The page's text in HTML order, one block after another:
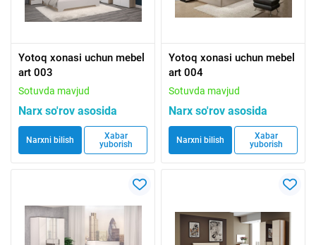
Yotoq xonasi uchun mebel
art 003
Sotuvda mavjud
Narx so'rov asosida
Narxni bilish
Xabar
yuborish
Yotoq xonasi uchun mebel
art 004
Sotuvda mavjud
Narx so'rov asosida
Narxni bilish
Xabar
yuborish